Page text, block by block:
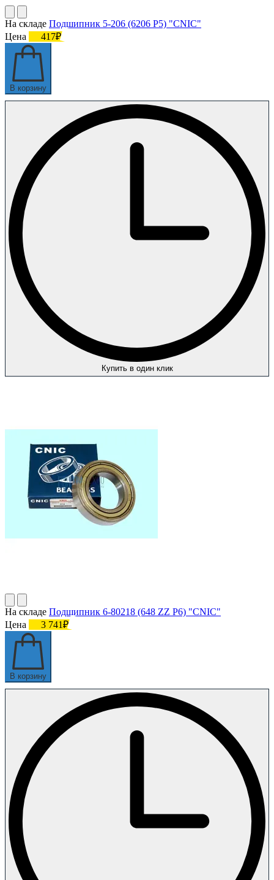
На складе Подшипник 5-206 (6206 P5) "CNIC"
Цена
417₽
В корзину
Купить в один клик
На складе Подшипник 6-80218 (648 ZZ P6) "CNIC"
Цена
3 741₽
В корзину